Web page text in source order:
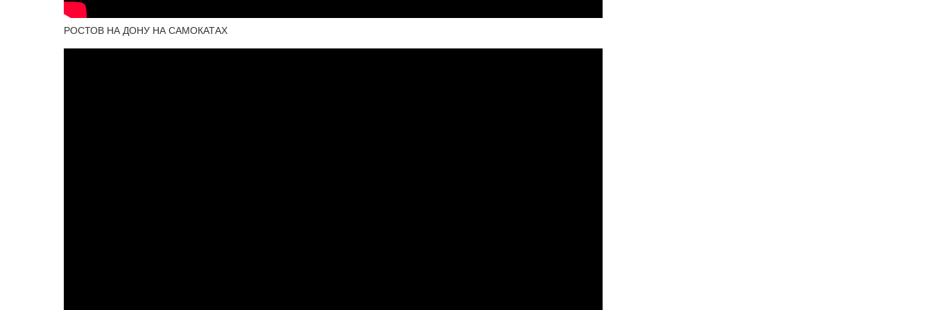
РОСТОВ НА ДОНУ НА САМОКАТАХ